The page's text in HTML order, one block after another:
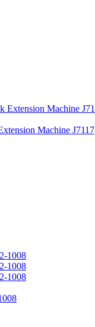
Machine J7117